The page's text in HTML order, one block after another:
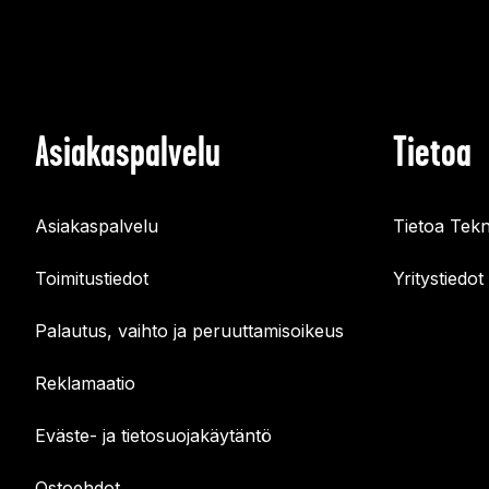
Asiakaspalvelu
Asiakaspalvelu
Toimitustiedot
Palautus, vaihto ja peruuttamisoikeus
Reklamaatio
Eväste- ja tietosuojakäytäntö
Tietoa
Tietoa
Yritystiedot